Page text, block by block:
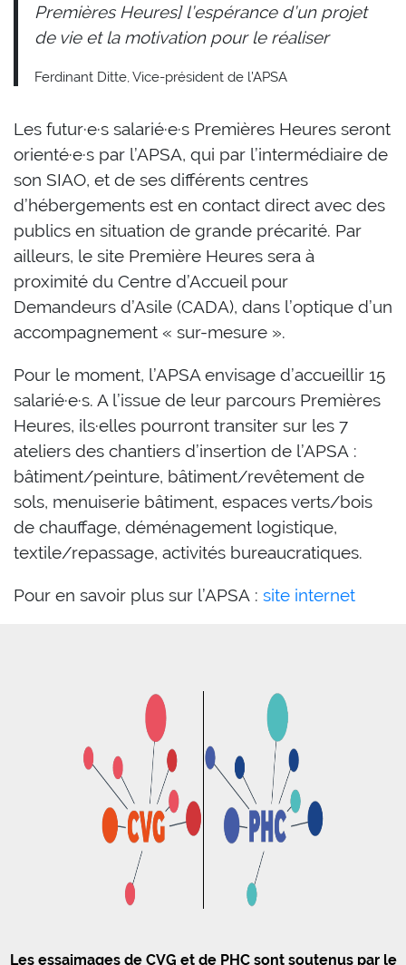
Premières Heures] l’espérance d’un projet
de vie et la motivation pour le réaliser
Ferdinant Ditte, Vice-président de l’APSA
Les futur·e·s salarié·e·s Premières Heures seront
orienté·e·s par l’APSA, qui par l’intermédiaire de
son SIAO, et de ses différents centres
d’hébergements est en contact direct avec des
publics en situation de grande précarité. Par
ailleurs, le site Première Heures sera à
proximité du Centre d’Accueil pour
Demandeurs d’Asile (CADA), dans l’optique d’un
accompagnement « sur-mesure ».
Pour le moment, l’APSA envisage d’accueillir 15
salarié·e·s. A l’issue de leur parcours Premières
Heures, ils·elles pourront transiter sur les 7
ateliers des chantiers d’insertion de l’APSA :
bâtiment/peinture, bâtiment/revêtement de
sols, menuiserie bâtiment, espaces verts/bois
de chauffage, déménagement logistique,
textile/repassage, activités bureaucratiques.
Pour en savoir plus sur l’APSA : site internet
Les essaimages de CVG et de PHC sont soutenus par le